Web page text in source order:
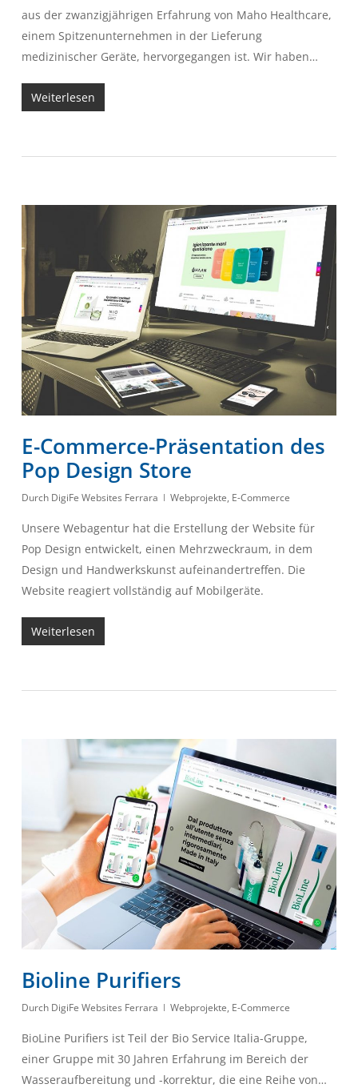
aus der zwanzigjährigen Erfahrung von Maho Healthcare,
einem Spitzenunternehmen in der Lieferung
medizinischer Geräte, hervorgegangen ist. Wir haben…
Weiterlesen
E-Commerce-Präsentation des
Pop Design Store
Durch DigiFe Websites Ferrara Webprojekte, E-Commerce
Unsere Webagentur hat die Erstellung der Website für
Pop Design entwickelt, einen Mehrzweckraum, in dem
Design und Handwerkskunst aufeinandertreffen. Die
Website reagiert vollständig auf Mobilgeräte.
Weiterlesen
Bioline Purifiers
Durch DigiFe Websites Ferrara Webprojekte, E-Commerce
BioLine Purifiers ist Teil der Bio Service Italia-Gruppe,
einer Gruppe mit 30 Jahren Erfahrung im Bereich der
Wasseraufbereitung und -korrektur, die eine Reihe von…